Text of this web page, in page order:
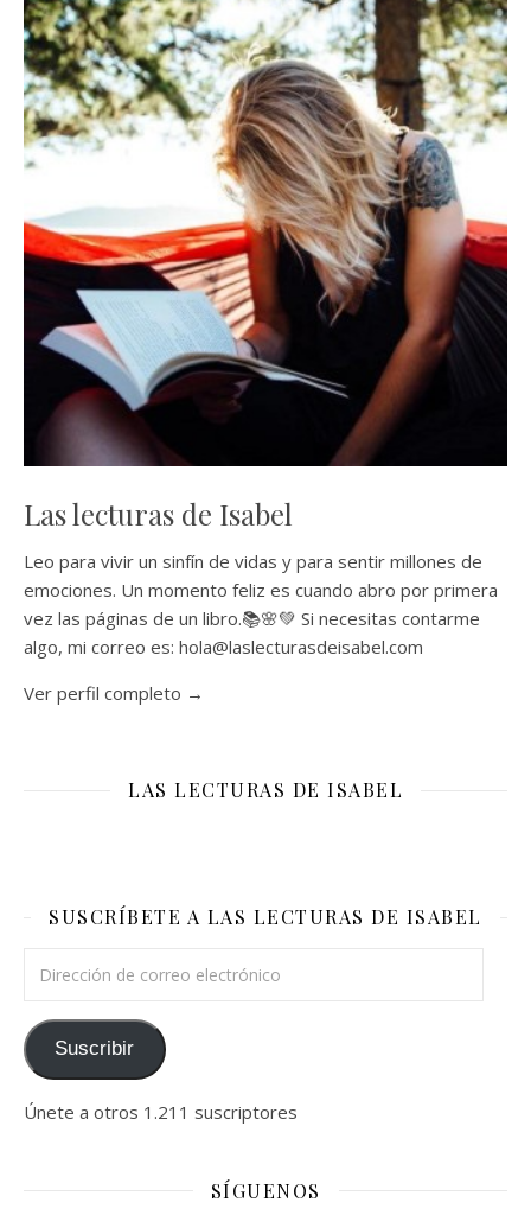
Las lecturas de Isabel
Leo para vivir un sinfín de vidas y para sentir millones de
emociones. Un momento feliz es cuando abro por primera
vez las páginas de un libro.📚🌸💚 Si necesitas contarme
algo, mi correo es: hola@laslecturasdeisabel.com
Ver perfil completo →
LAS LECTURAS DE ISABEL
SUSCRÍBETE A LAS LECTURAS DE ISABEL
Suscribir
Únete a otros 1.211 suscriptores
SÍGUENOS